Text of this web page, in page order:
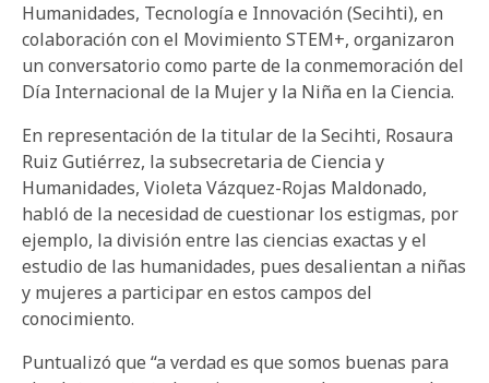
Humanidades, Tecnología e Innovación (Secihti), en
colaboración con el Movimiento STEM+, organizaron
un conversatorio como parte de la conmemoración del
Día Internacional de la Mujer y la Niña en la Ciencia.
En representación de la titular de la Secihti, Rosaura
Ruiz Gutiérrez, la subsecretaria de Ciencia y
Humanidades, Violeta Vázquez-Rojas Maldonado,
habló de la necesidad de cuestionar los estigmas, por
ejemplo, la división entre las ciencias exactas y el
estudio de las humanidades, pues desalientan a niñas
y mujeres a participar en estos campos del
conocimiento.
Puntualizó que “a verdad es que somos buenas para